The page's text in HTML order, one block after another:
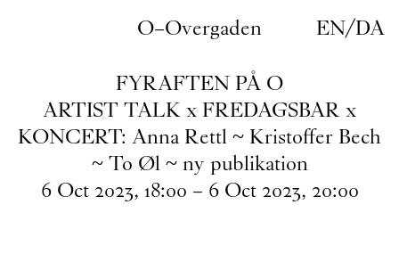
O–Overgaden EN/DA
FYRAFTEN PÅ O
ARTIST TALK x FREDAGSBAR x
KONCERT: Anna Rettl ~ Kristoffer Bech
~ To Øl ~ ny publikation
6 Oct 2023, 18:00 – 6 Oct 2023, 20:00